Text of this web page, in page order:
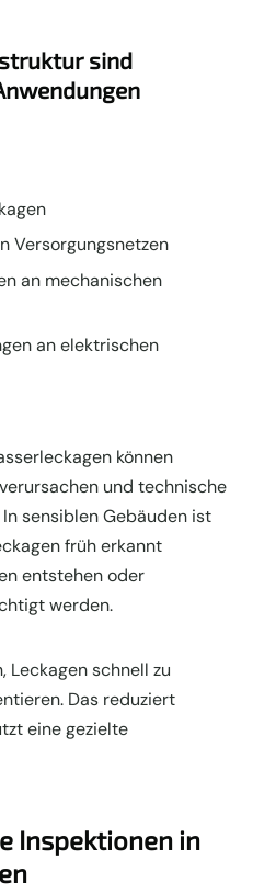
sind
Versorgungsnetzen
an mechanischen
an elektrischen
können
und technische
sensiblen Gebäuden ist
früh erkannt
entstehen oder
werden.
Leckagen schnell zu
Das reduziert
eine gezielte
Inspektionen in